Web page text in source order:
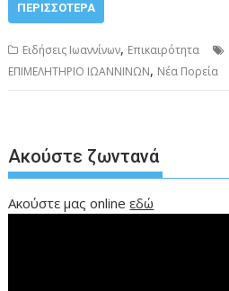
ΠΕΡΙΣΣΌΤΕΡΑ
Ειδήσεις Ιωαννίνων, Επικαιρότητα
ΕΠΙΜΕΛΗΤΗΡΙΟ ΙΩΑΝΝΙΝΩΝ, Νέα Πορεία
Ακούστε ζωντανά
Ακούστε μας onlineεδώ